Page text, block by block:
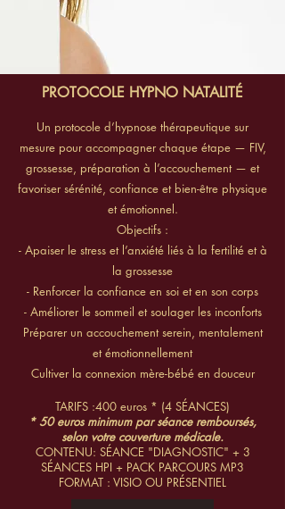
PROTOCOLE HYPNO NATALITÉ
Un protocole d’hypnose thérapeutique sur
mesure pour accompagner chaque étape — FIV,
grossesse, préparation à l’accouchement — et
favoriser sérénité, confiance et bien-être physique
et émotionnel.
Objectifs :
- Apaiser le stress et l’anxiété liés à la fertilité et à
la grossesse
- Renforcer la confiance en soi et en son corps
- Améliorer le sommeil et soulager les inconforts
Préparer un accouchement serein, mentalement
et émotionnellement
Cultiver la connexion mère-bébé en douceur
TARIFS :400 euros * (4 SÉANCES)
* 50 euros minimum par séance remboursés,
selon votre couverture médicale.
CONTENU: SÉANCE "DIAGNOSTIC" + 3
SÉANCES HPI + PACK PARCOURS MP3
FORMAT : VISIO OU PRÉSENTIEL